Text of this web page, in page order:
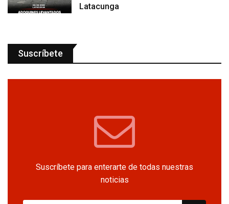
Latacunga
Suscríbete
Suscríbete para enterarte de todas nuestras
noticias